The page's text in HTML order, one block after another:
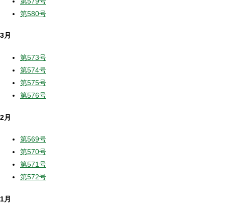
第580号
3月
第573号
第574号
第575号
第576号
2月
第569号
第570号
第571号
第572号
1月